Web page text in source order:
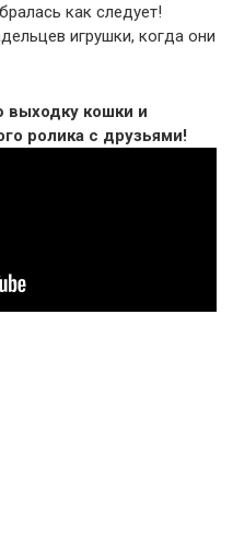
как следует!
игрушки, когда они
кошки и
ролика с друзьями!